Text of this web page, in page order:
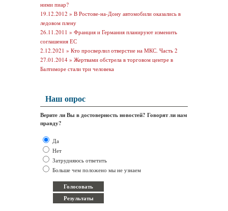
ними пиар?
19.12.2012 » В Ростове-на-Дону автомобили оказались в
ледовом плену
26.11.2011 » Франция и Германия планируют изменить
соглашения ЕС
2.12.2021 » Кто просверлил отверстие на МКС. Часть 2
27.01.2014 » Жертвами обстрела в торговом центре в
Балтиморе стали три человека
Наш опрос
Верите ли Вы в достоверность новостей? Говорят ли нам
правду?
Да
Нет
Затрудняюсь ответить
Больше чем положено мы не узнаем